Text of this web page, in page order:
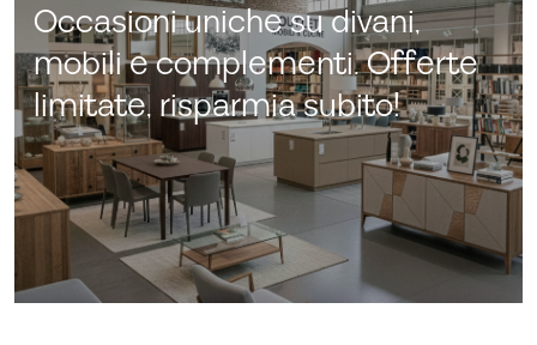
Occasioni uniche su divani,
mobili e complementi. Offerte
limitate, risparmia subito!